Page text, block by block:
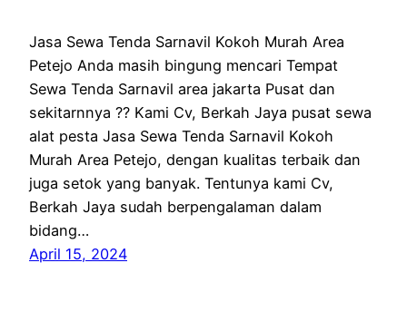
Jasa Sewa Tenda Sarnavil Kokoh Murah Area
Petejo Anda masih bingung mencari Tempat
Sewa Tenda Sarnavil area jakarta Pusat dan
sekitarnnya ?? Kami Cv, Berkah Jaya pusat sewa
alat pesta Jasa Sewa Tenda Sarnavil Kokoh
Murah Area Petejo, dengan kualitas terbaik dan
juga setok yang banyak. Tentunya kami Cv,
Berkah Jaya sudah berpengalaman dalam
bidang…
April 15, 2024